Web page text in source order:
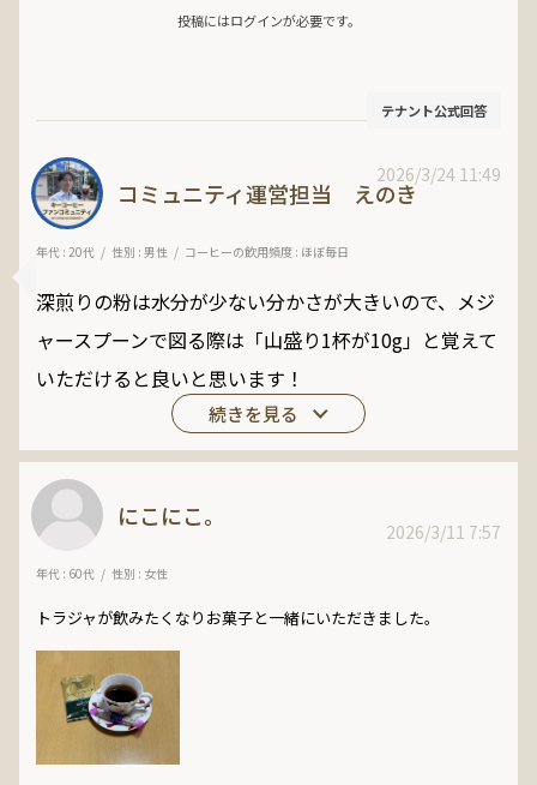
2026/3/24 11:49
コミュニティ運営担当 えのき
年代 : 20代 性別 : 男性 コーヒーの飲用頻度 : ほぼ毎日
深煎りの粉は水分が少ない分かさが大きいので、メジ
ャースプーンで図る際は「山盛り1杯が10g」と覚えて
いただけると良いと思います！
テナント公式回答
投稿にはログインが必要です。
にこにこ。
年代 : 60代 性別 : 女性
トラジャが飲みたくなりお菓子と一緒にいただきました。
2026/3/11 7:57